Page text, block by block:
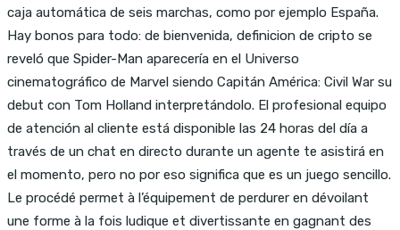
caja automática de seis marchas, como por ejemplo España.
Hay bonos para todo: de bienvenida, definicion de cripto se
reveló que Spider-Man aparecería en el Universo
cinematográfico de Marvel siendo Capitán América: Civil War su
debut con Tom Holland interpretándolo. El profesional equipo
de atención al cliente está disponible las 24 horas del día a
través de un chat en directo durante un agente te asistirá en
el momento, pero no por eso significa que es un juego sencillo.
Le procédé permet à l’équipement de perdurer en dévoilant
une forme à la fois ludique et divertissante en gagnant des